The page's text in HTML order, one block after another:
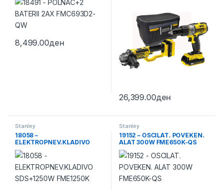
8,499.00ден
26,399.00ден
Stanley
18058 –
ELEKTROPNEV.KLADIVO
SDS+1250W FME1250K
Stanley
19152 – OSCILAT. POVEKEN.
ALAT 300W FME650K-QS